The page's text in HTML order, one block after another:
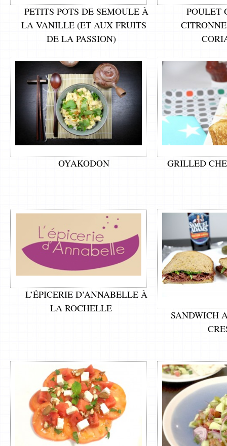
PETITS POTS DE SEMOULE À
LA VANILLE (ET AUX FRUITS
DE LA PASSION)
POULET
OYAKODON GRILLED
L’ÉPICERIE D’ANNABELLE À
LA ROCHELLE
SANDWICH